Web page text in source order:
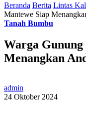
Beranda Berita Lintas
Mantewe Siap
Tanah Bumbu
Warga Gunung
Menangkan
admin
24 Oktober 2024